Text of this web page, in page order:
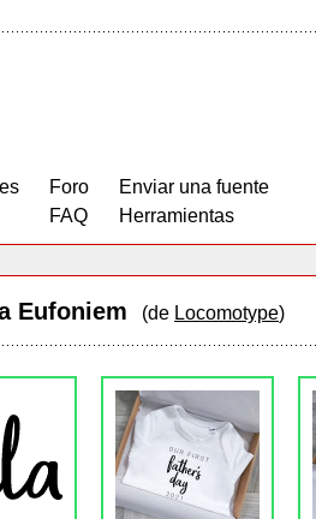
Foro
FAQ
Enviar una fuente
Herramientas
Eufoniem (de Locomotype)